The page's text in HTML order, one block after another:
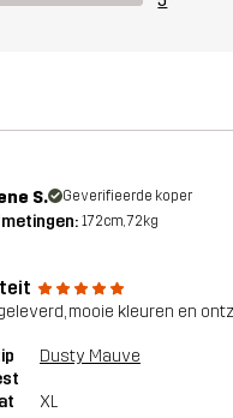
S. Geverifieerde koper
172cm, 72kg
mooie kleuren en
Dusty Mauve
XL